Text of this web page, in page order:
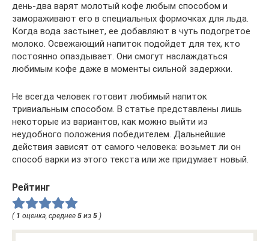
день-два варят молотый кофе любым способом и
замораживают его в специальных формочках для льда.
Когда вода застынет, ее добавляют в чуть подогретое
молоко. Освежающий напиток подойдет для тех, кто
постоянно опаздывает. Они смогут наслаждаться
любимым кофе даже в моменты сильной задержки.
Не всегда человек готовит любимый напиток
тривиальным способом. В статье представлены лишь
некоторые из вариантов, как можно выйти из
неудобного положения победителем. Дальнейшие
действия зависят от самого человека: возьмет ли он
способ варки из этого текста или же придумает новый.
Рейтинг
( 1 оценка, среднее 5 из 5 )